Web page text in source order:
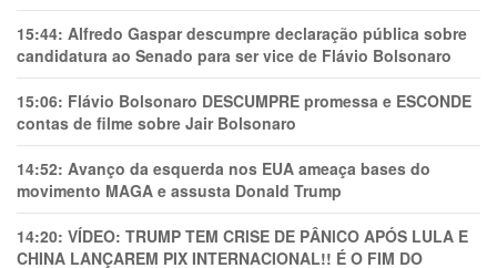
15:44: Alfredo Gaspar descumpre declaração pública sobre
candidatura ao Senado para ser vice de Flávio Bolsonaro
15:06: Flávio Bolsonaro DESCUMPRE promessa e ESCONDE
contas de filme sobre Jair Bolsonaro
14:52: Avanço da esquerda nos EUA ameaça bases do
movimento MAGA e assusta Donald Trump
14:20: VÍDEO: TRUMP TEM CRlSE DE PÂNlCO APÓS LULA E
CHINA LANÇAREM PIX INTERNACIONAL!! É O FIM DO